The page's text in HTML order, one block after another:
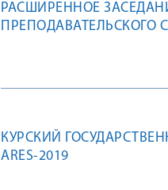
РАСШИРЕННОЕ
ПРЕПОДАВАТЕЛЬСКОГО
КУРСКИЙ
ARES-2019